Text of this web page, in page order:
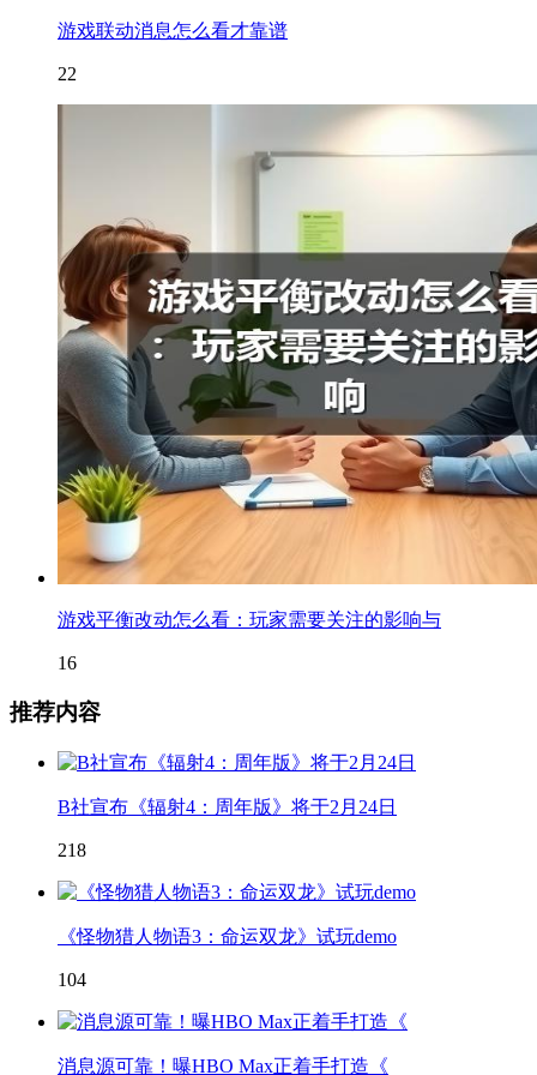
游戏联动消息怎么看才靠谱
22
游戏平衡改动怎么看：玩家需要关注的影响与
16
推荐内容
B社宣布《辐射4：周年版》将于2月24日
218
《怪物猎人物语3：命运双龙》试玩demo
104
消息源可靠！曝HBO Max正着手打造《